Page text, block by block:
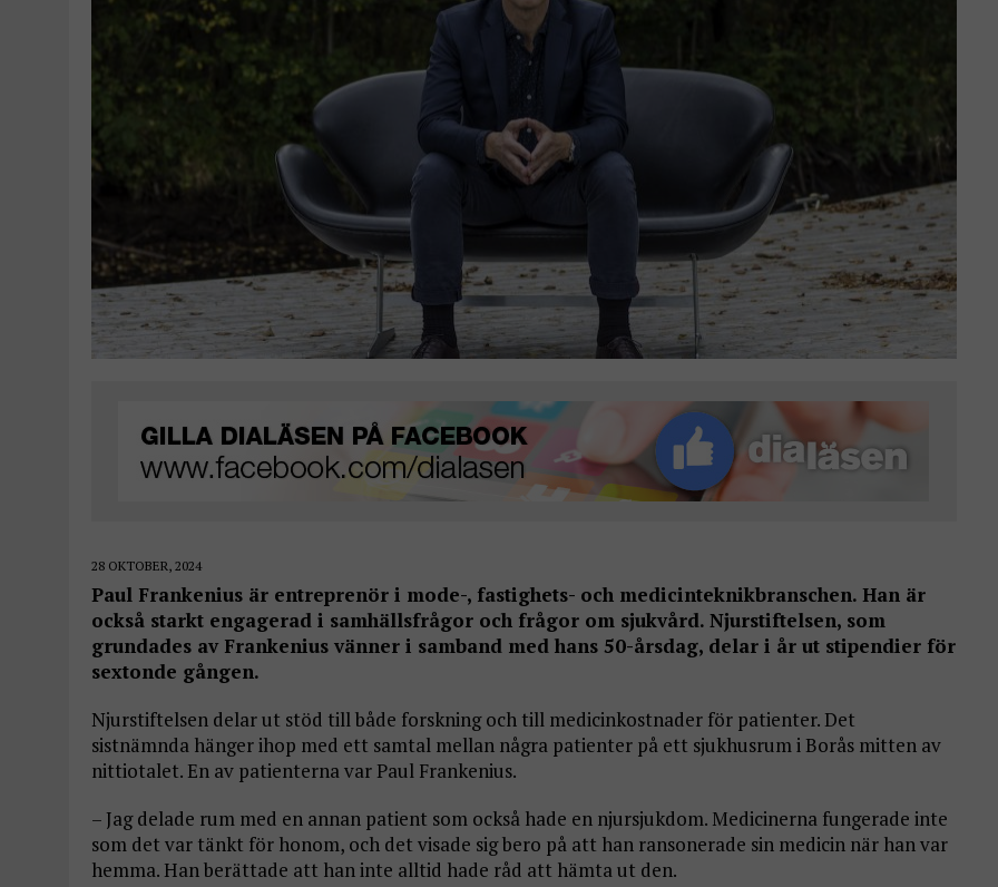
28 OKTOBER, 2024
Paul Frankenius är entreprenör i mode-, fastighets- och medicinteknikbranschen. Han är
också starkt engagerad i samhällsfrågor och frågor om sjukvård. Njurstiftelsen, som
grundades av Frankenius vänner i samband med hans 50-årsdag, delar i år ut stipendier för
sextonde gången.
Njurstiftelsen delar ut stöd till både forskning och till medicinkostnader för patienter. Det
sistnämnda hänger ihop med ett samtal mellan några patienter på ett sjukhusrum i Borås mitten av
nittiotalet. En av patienterna var Paul Frankenius.
– Jag delade rum med en annan patient som också hade en njursjukdom. Medicinerna fungerade inte
som det var tänkt för honom, och det visade sig bero på att han ransonerade sin medicin när han var
hemma. Han berättade att han inte alltid hade råd att hämta ut den.